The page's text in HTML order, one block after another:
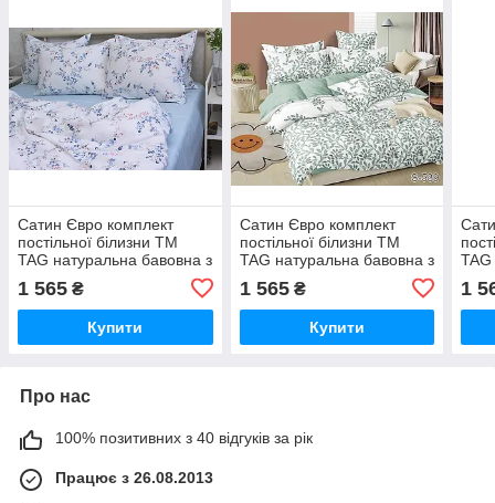
Сатин Євро комплект
постільної білизни ТМ
TAG натуральна бавовна з
1 565 ₴
Купити
Сатин Євро комплект
постільної білизни ТМ
TAG натуральна бавовна з
1 565₴
Купити
1
Про нас
100% позитивних з 40 відгуків за рік
Працює з 26.08.2013